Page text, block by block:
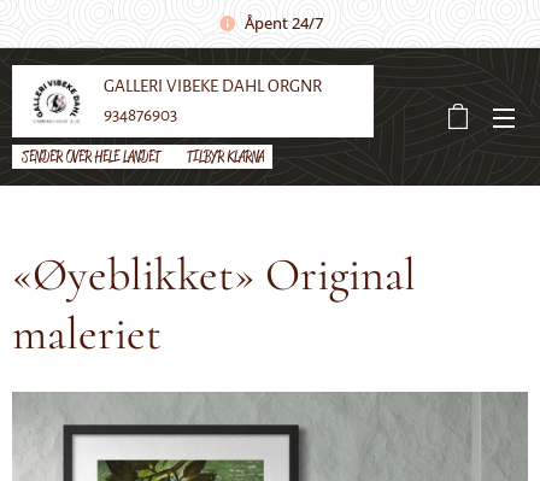
Åpent 24/7
GALLERI VIBEKE DAHL ORGNR
934876903
SENDER OVER HELE LANDET 🌼 TILBYR KLARNA
«Øyeblikket» Original
maleriet